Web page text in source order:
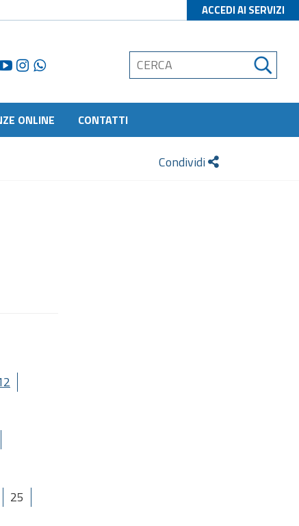
ACCEDI AI SERVIZI
ONLINE CONTATTI
Condividi
25